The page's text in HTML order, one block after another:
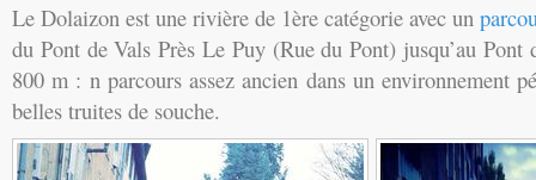
Le Dolaizon est une rivière de 1ère catégorie avec un
du Pont de Vals Près Le Puy (Rue du Pont) jusqu’au
800 m : n parcours assez ancien dans un environnement
belles truites de souche.